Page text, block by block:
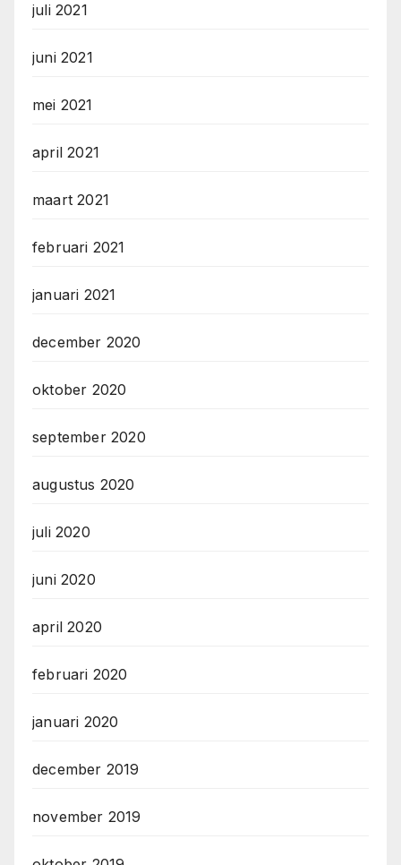
juli 2021
juni 2021
mei 2021
april 2021
maart 2021
februari 2021
januari 2021
december 2020
oktober 2020
september 2020
augustus 2020
juli 2020
juni 2020
april 2020
februari 2020
januari 2020
december 2019
november 2019